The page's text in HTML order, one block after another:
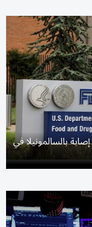
تحقيقات أمريكية بعد تسجيل 345 إصابة بالسالمونيلا في